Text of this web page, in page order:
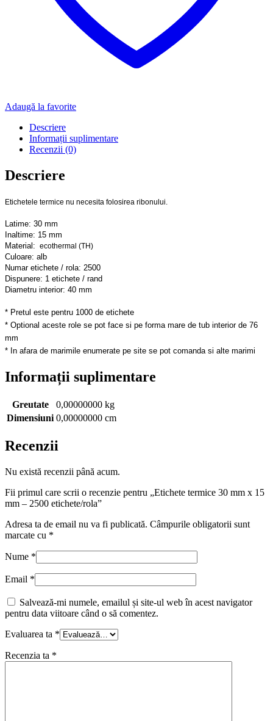
Adaugă la favorite
Descriere
Informații suplimentare
Recenzii (0)
Descriere
Etichetele termice nu necesita folosirea ribonului.
Latime: 30 mm
Inaltime: 15 mm
Material: ecothermal (TH)
Culoare: alb
Numar etichete / rola: 2500
Dispunere: 1 etichete / rand
Diametru interior: 40 mm
* Pretul este pentru 1000 de etichete
* Optional aceste role se pot face si pe forma mare de tub interior de 76
mm
* In afara de marimile enumerate pe site se pot comanda si alte marimi
Informații suplimentare
Greutate
0,00000000 kg
Dimensiuni 0,00000000 cm
Recenzii
Nu există recenzii până acum.
Fii primul care scrii o recenzie pentru „Etichete termice 30 mm x 15
mm – 2500 etichete/rola”
Adresa ta de email nu va fi publicată. Câmpurile obligatorii sunt
marcate cu *
Nume *
Email *
Salvează-mi numele, emailul și site-ul web în acest navigator
pentru data viitoare când o să comentez.
Evaluarea ta *
Recenzia ta *